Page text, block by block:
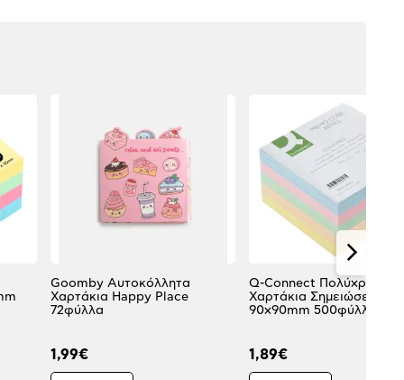
Goomby Αυτοκόλλητα
Χαρτάκια Happy Place
72φύλλα
1,99€
Q-Connect Πολύχρωμα
Χαρτάκια Σημειώσεων
90x90mm 500φύλλα
1,89€